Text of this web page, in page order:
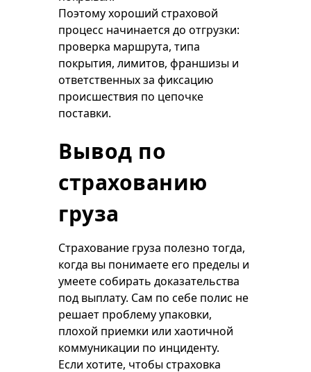
Поэтому хороший страховой
процесс начинается до отгрузки:
проверка маршрута, типа
покрытия, лимитов, франшизы и
ответственных за фиксацию
происшествия по цепочке
поставки.
Вывод по
страхованию
груза
Страхование груза полезно тогда,
когда вы понимаете его пределы и
умеете собирать доказательства
под выплату. Сам по себе полис не
решает проблему упаковки,
плохой приемки или хаотичной
коммуникации по инциденту.
Если хотите, чтобы страховка